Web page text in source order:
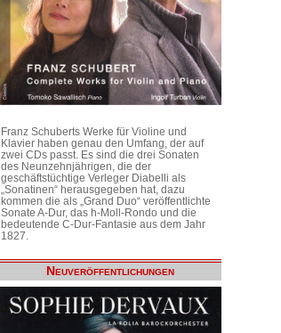
Franz Schuberts Werke für Violine und
Klavier haben genau den Umfang, der auf
zwei CDs passt. Es sind die drei Sonaten
des Neunzehnjährigen, die der
geschäftstüchtige Verleger Diabelli als
„Sonatinen“ herausgegeben hat, dazu
kommen die als „Grand Duo“ veröffentlichte
Sonate A-Dur, das h-Moll-Rondo und die
bedeutende C-Dur-Fantasie aus dem Jahr
1827.
Neuveröffentlichungen